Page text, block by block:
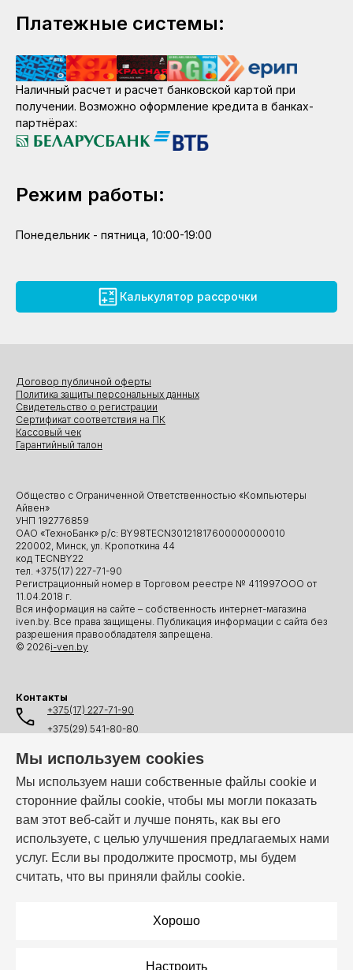
Мы используем cookies
Мы используем наши собственные файлы cookie и
сторонние файлы cookie, чтобы мы могли показать
вам этот веб-сайт и лучше понять, как вы его
используете, с целью улучшения предлагаемых нами
услуг. Если вы продолжите просмотр, мы будем
считать, что вы приняли файлы cookie.
Хорошо
Настроить
Платежные системы:
Наличный расчет и расчет банковской картой при
получении. Возможно оформление кредита в банках-
партнёрах:
Режим работы:
Понедельник - пятница, 10:00-19:00
Калькулятор рассрочки
Общество с Ограниченной Ответственностью «Компьютеры
Айвен»
УНП 192776859
ОАО «ТехноБанк» р/с: BY98TECN30121817600000000010
220002, Минск, ул. Кропоткина 44
код TECNBY22
тел. +375(17) 227-71-90
Регистрационный номер в Торговом реестре № 411997ООО от
11.04.2018 г.
Вся информация на сайте – собственность интернет-магазина
iven.by. Все права защищены. Публикация информации с сайта без
разрешения правообладателя запрещена.
© 2026i-ven.by
Договор публичной оферты
Политика защиты персональных данных
Свидетельство о регистрации
Сертификат соответствия на ПК
Кассовый чек
Гарантийный талон
Контакты
+375(17) 227-71-90
+375(29) 541-80-80
+375(44) 541-80-80
info@i-ven.by
Мы в мессенджерах:
Режим работы: Пн–Пт: 10:00 – 19:00